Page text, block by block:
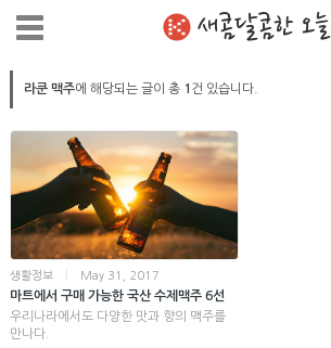
새콤달콤한 오늘
라쿤 맥주에 해당되는 글이 총 1 건 있습니다.
생활정보 May 31, 2017
마트에서 구매 가능한 국산 수제맥주 6선
우리나라에서도 다양한 맛과 향의 맥주를
만나다.